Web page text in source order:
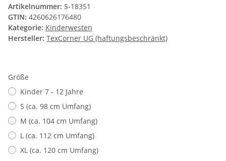
Artikelnummer: S-18351
GTIN: 4260626176480
Kategorie: Kinderwesten
Hersteller: TexCorner UG (haftungsbeschränkt)
Größe
Kinder 7 - 12 Jahre
S (ca. 98 cm Umfang)
M (ca. 104 cm Umfang)
L (ca. 112 cm Umfang)
XL (ca. 120 cm Umfang)